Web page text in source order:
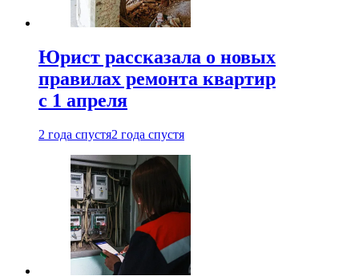
Юрист рассказала о новых
правилах ремонта квартир
с 1 апреля
2 года спустя2 года спустя